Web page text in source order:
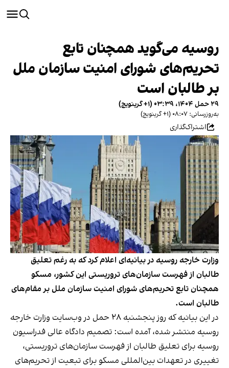
روسیه می‌گوید همچنان تابع
تحریم‌های شورای امنیت سازمان ملل
بر طالبان است
۲۹ حمل ۱۴۰۴، ۰۳:۳۹ (‎+۱ گرینویچ)
به‌روزرسانی: ۰۸:۰۷ (‎+۱ گرینویچ)
اشتراک‌گذاری
وزارت خارجه روسیه در بیانیه‌ای اعلام کرد که به رغم تعلیق
طالبان از فهرست سازمان‌های تروریستی این کشور، مسکو
همچنان تابع تحریم‌های شورای امنیت سازمان ملل بر مقام‌های
طالبان است.
در این بیانیه که روز پنجشنبه ۲۸ حمل در وب‌سایت وزارت خارجه
روسیه منتشر شده، آمده است: تصمیم دادگاه عالی فدراسیون
روسیه برای تعلیق طالبان از فهرست سازمان‌های تروریستی،
تغییری در تعهدات بین‌المللی مسکو برای تبعیت از تحریم‌های